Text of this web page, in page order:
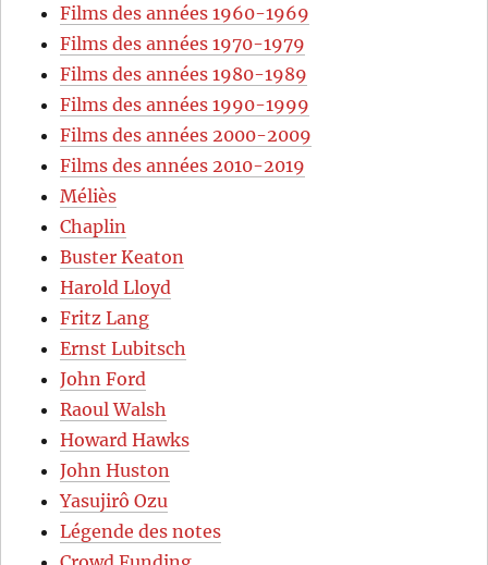
Films des années 1960-1969
Films des années 1970-1979
Films des années 1980-1989
Films des années 1990-1999
Films des années 2000-2009
Films des années 2010-2019
Méliès
Chaplin
Buster Keaton
Harold Lloyd
Fritz Lang
Ernst Lubitsch
John Ford
Raoul Walsh
Howard Hawks
John Huston
Yasujirô Ozu
Légende des notes